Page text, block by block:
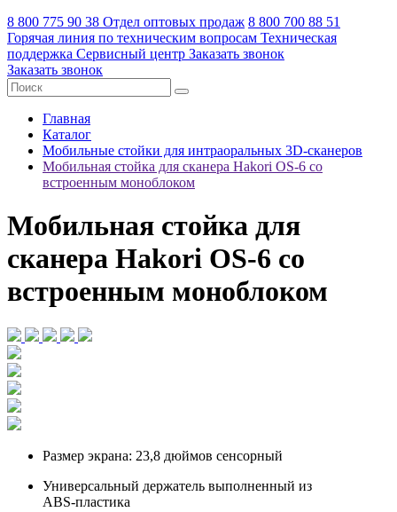
8 800 775 90 38 Отдел оптовых продаж 8 800 700 88 51
Горячая линия по техническим вопросам Техническая
поддержка Сервисный центр Заказать звонок
Заказать звонок
Главная
Каталог
Мобильные стойки для интраоральных 3D-сканеров
Мобильная стойка для сканера Hakori OS-6 со
встроенным моноблоком
Мобильная стойка для
сканера Hakori OS-6 со
встроенным моноблоком
Размер экрана: 23,8 дюймов сенсорный
Универсальный держатель выполненный из
ABS‑пластика